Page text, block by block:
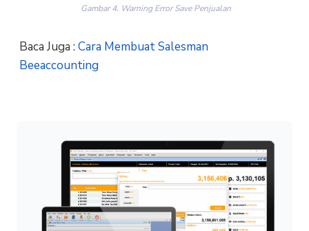
Gambar 4. Warning Error Save Penjualan
Baca Juga : Cara Membuat Salesman
Beeaccounting